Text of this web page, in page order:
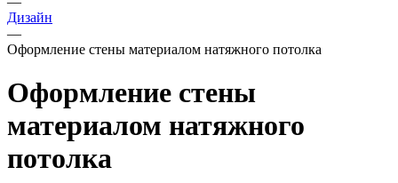
Дизайн
—
Оформление стены материалом натяжного потолка
Оформление стены
материалом натяжного
потолка